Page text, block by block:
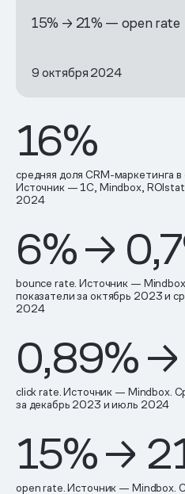
15% → 21% — open rate
9 октября 2024
16%
средняя доля CRM-маркетинга
Источник — 1C, Mindbox,
2024
6% →
bounce rate. Источник —
показатели за октябрь 2023 и
2024
0,89% →
сlick rate. Источник — Mindbox.
за декабрь 2023 и июль 2024
15% →
open rate. Источник — Mindbox.